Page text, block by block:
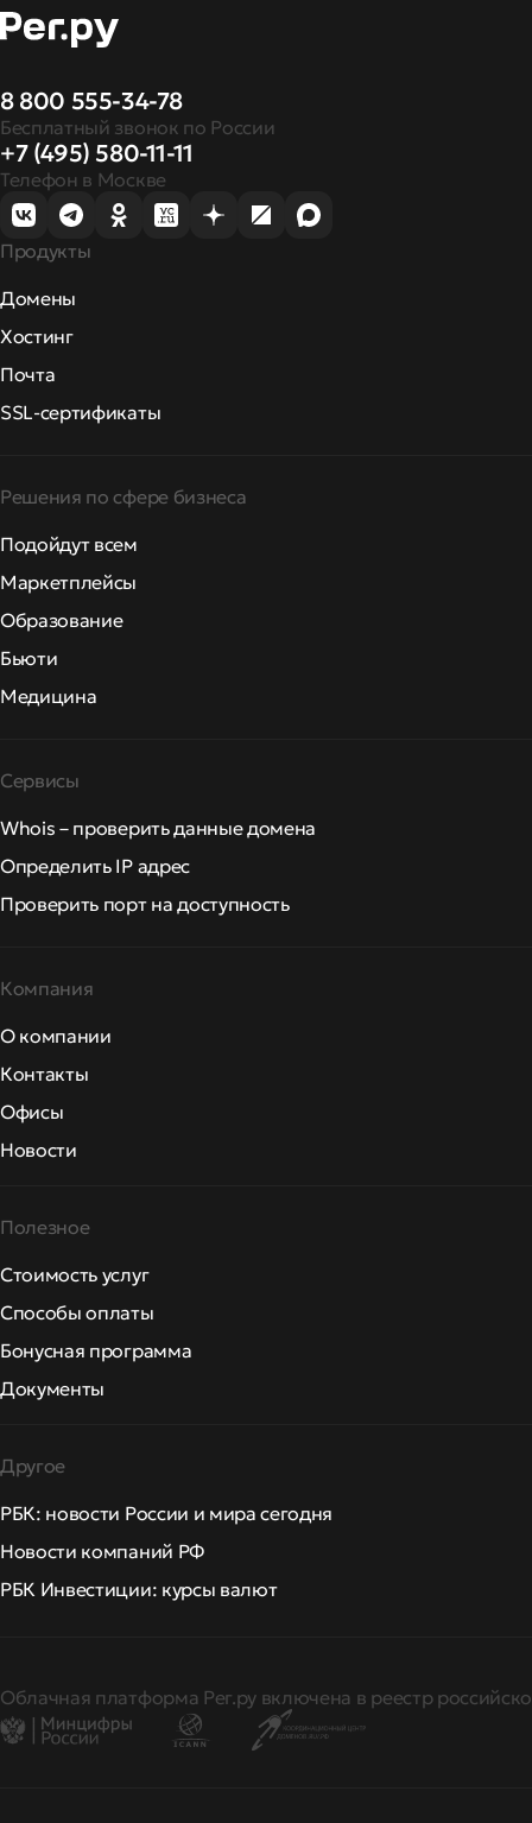
8 800 555-34-78
Бесплатный звонок по России
+7 (495) 580-11-11
Телефон в Москве
Продукты
Домены
Хостинг
Почта
SSL-сертификаты
Решения по сфере бизнеса
Подойдут всем
Маркетплейсы
Образование
Бьюти
Медицина
Сервисы
Whois – проверить данные домена
Определить IP адрес
Проверить порт на доступность
Компания
О компании
Контакты
Офисы
Новости
Полезное
Стоимость услуг
Способы оплаты
Бонусная программа
Документы
Другое
РБК: новости России и мира сегодня
Новости компаний РФ
РБК Инвестиции: курсы валют
Облачная платформа Рег.ру включена в реестр